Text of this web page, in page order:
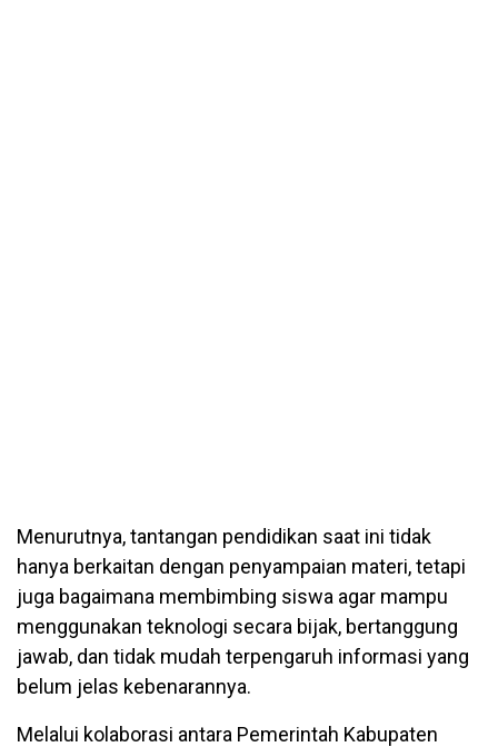
Menurutnya, tantangan pendidikan saat ini tidak
hanya berkaitan dengan penyampaian materi, tetapi
juga bagaimana membimbing siswa agar mampu
menggunakan teknologi secara bijak, bertanggung
jawab, dan tidak mudah terpengaruh informasi yang
belum jelas kebenarannya.
Melalui kolaborasi antara Pemerintah Kabupaten